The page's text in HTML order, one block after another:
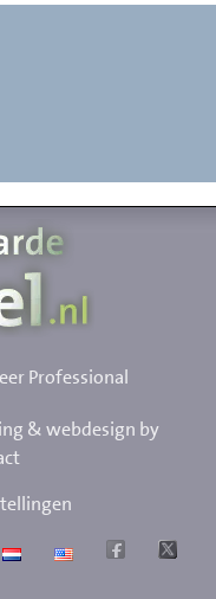
Professional
& webdesign by